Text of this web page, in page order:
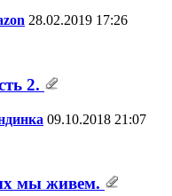
28.02.2019 17:26
2.
09.10.2018 21:07
мы живем.